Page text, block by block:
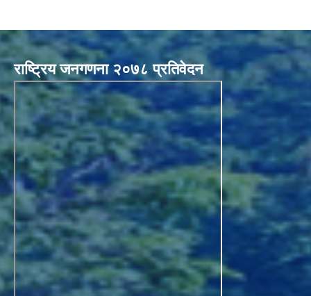
राष्ट्रिय जनगणना २०७८ प्रतिवेदन